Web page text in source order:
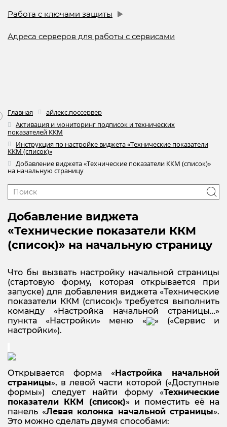
Работа с ключами защиты
Адреса серверов для работы с сервисами
Главная
айлекс.поссервер
Активация и мониторинг подписок и технических
показателей ККМ
Инструкция по настройке виджета «Технические показатели
ККМ (список)»
Добавление виджета «Технические показатели ККМ (список)»
на начальную страницу
Добавление виджета
«Технические показатели ККМ
(список)» на начальную страницу
Что бы вызвать настройку начальной страницы
(стартовую форму, которая открывается при
запуске) для добавления виджета «Технические
показатели ККМ (список)» требуется выполнить
команду «Настройка начальной страницы…»
пункта «Настройки» меню «
» («Сервис и
настройки»).
Открывается форма « Настройка начальной
страницы», в левой части которой («Доступные
формы») следует найти форму «Технические
показатели ККМ (список)» и поместить её на
панель «Левая колонка начальной страницы».
Это можно сделать двумя способами: